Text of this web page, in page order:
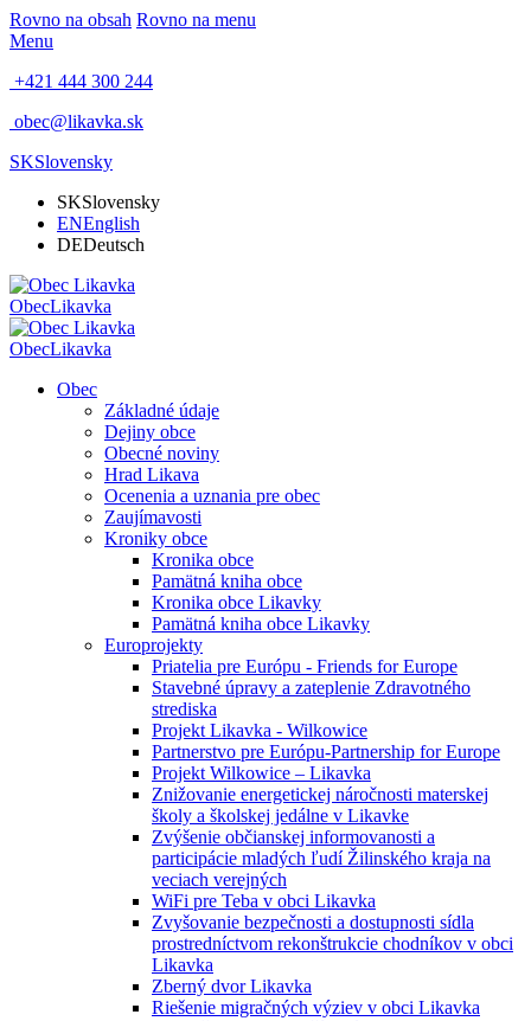
Rovno na obsah Rovno na menu
Menu
+421 444 300 244
obec@likavka.sk
SKSlovensky
SKSlovensky
ENEnglish
DEDeutsch
ObecLikavka
ObecLikavka
Obec
Základné údaje
Dejiny obce
Obecné noviny
Hrad Likava
Ocenenia a uznania pre obec
Zaujímavosti
Kroniky obce
Kronika obce
Pamätná kniha obce
Kronika obce Likavky
Pamätná kniha obce Likavky
Europrojekty
Priatelia pre Európu - Friends for Europe
Stavebné úpravy a zateplenie Zdravotného
strediska
Projekt Likavka - Wilkowice
Partnerstvo pre Európu-Partnership for Europe
Projekt Wilkowice – Likavka
Znižovanie energetickej náročnosti materskej
školy a školskej jedálne v Likavke
Zvýšenie občianskej informovanosti a
participácie mladých ľudí Žilinského kraja na
veciach verejných
WiFi pre Teba v obci Likavka
Zvyšovanie bezpečnosti a dostupnosti sídla
prostredníctvom rekonštrukcie chodníkov v obci
Likavka
Zberný dvor Likavka
Riešenie migračných výziev v obci Likavka